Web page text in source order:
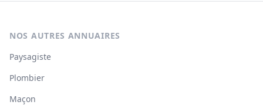
NOS AUTRES ANNUAIRES
Paysagiste
Plombier
Maçon